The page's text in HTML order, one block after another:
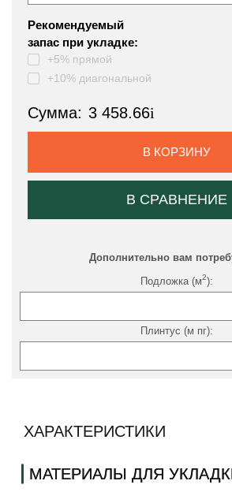
Дополнительно вам
Подложка (м2):
Плинтус (м пг):
Рекомендуемый
запас при укладке:
+5% прямой
+10% диагональной
Сумма: 3 458.66i
В КОРЗИНУ
В СРАВНЕНИЕ
ХАРАКТЕРИСТИКИ
МАТЕРИАЛЫ ДЛЯ